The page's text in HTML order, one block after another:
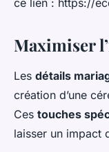
Maximiser
Les détails
création d’une
Ces touches
laisser un impact